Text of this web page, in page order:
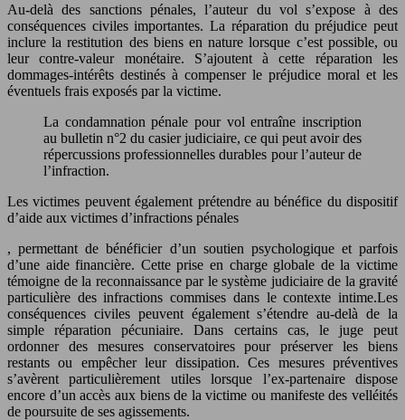
Au-delà des sanctions pénales, l’auteur du vol s’expose à des
conséquences civiles importantes. La réparation du préjudice peut
inclure la restitution des biens en nature lorsque c’est possible, ou
leur contre-valeur monétaire. S’ajoutent à cette réparation les
dommages-intérêts destinés à compenser le préjudice moral et les
éventuels frais exposés par la victime.
La condamnation pénale pour vol entraîne inscription
au bulletin n°2 du casier judiciaire, ce qui peut avoir des
répercussions professionnelles durables pour l’auteur de
l’infraction.
Les victimes peuvent également prétendre au bénéfice du dispositif
d’aide aux victimes d’infractions pénales
, permettant de bénéficier d’un soutien psychologique et parfois
d’une aide financière. Cette prise en charge globale de la victime
témoigne de la reconnaissance par le système judiciaire de la gravité
particulière des infractions commises dans le contexte intime.Les
conséquences civiles peuvent également s’étendre au-delà de la
simple réparation pécuniaire. Dans certains cas, le juge peut
ordonner des mesures conservatoires pour préserver les biens
restants ou empêcher leur dissipation. Ces mesures préventives
s’avèrent particulièrement utiles lorsque l’ex-partenaire dispose
encore d’un accès aux biens de la victime ou manifeste des velléités
de poursuite de ses agissements.